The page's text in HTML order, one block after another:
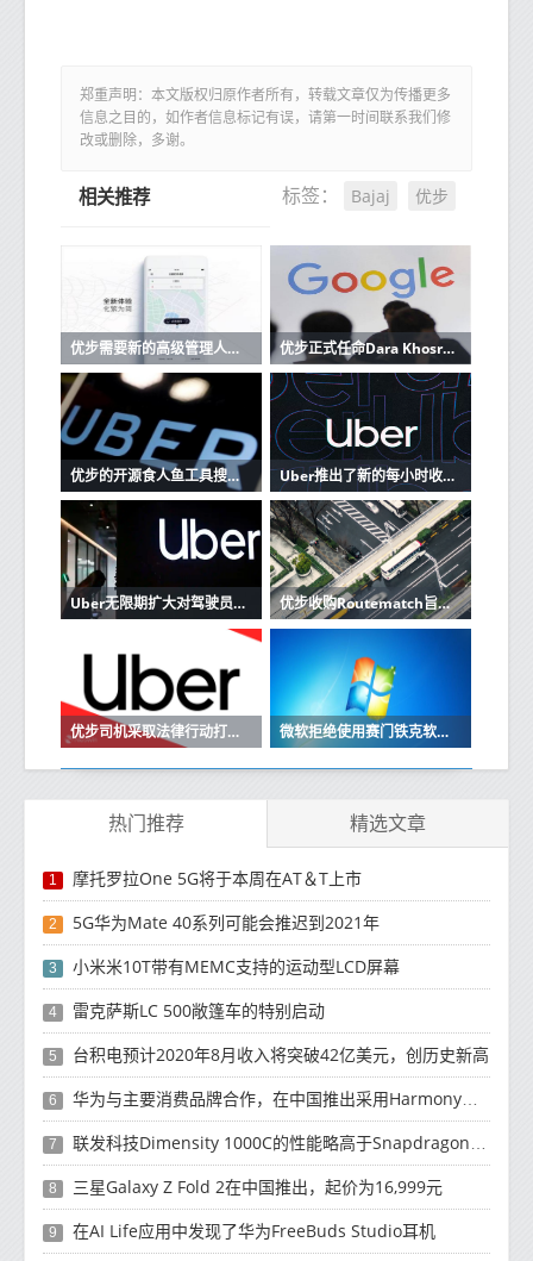
郑重声明：本文版权归原作者所有，转载文章仅为传播更多
信息之目的，如作者信息标记有误，请第一时间联系我们修
改或删除，多谢。
标签： Bajaj 优步
相关推荐
优步需要新的高级管理人员来实现稳定和成熟 优步正式任命Dara Khosrowshahi为新CEO
优步的开源食人鱼工具搜寻冗余的应用程序代码 Uber推出了新的每小时收费标准，可延长往返行程
Uber无限期扩大对驾驶员和骑手的口罩要求 优步收购Routematch旨在提供更便捷的公共交通
优步司机采取法律行动打击涉嫌歧视 微软拒绝使用赛门铁克软件的机器进行更新
热门推荐 精选文章
1 摩托罗拉One 5G将于本周在AT＆T上市
2 5G华为Mate 40系列可能会推迟到2021年
3 小米米10T带有MEMC支持的运动型LCD屏幕
4 雷克萨斯LC 500敞篷车的特别启动
5 台积电预计2020年8月收入将突破42亿美元，创历史新高
6 华为与主要消费品牌合作，在中国推出采用HarmonyOS 2.0的智能家居产品
7 联发科技Dimensity 1000C的性能略高于Snapdragon 765G
8 三星Galaxy Z Fold 2在中国推出，起价为16,999元
9 在AI Life应用中发现了华为FreeBuds Studio耳机